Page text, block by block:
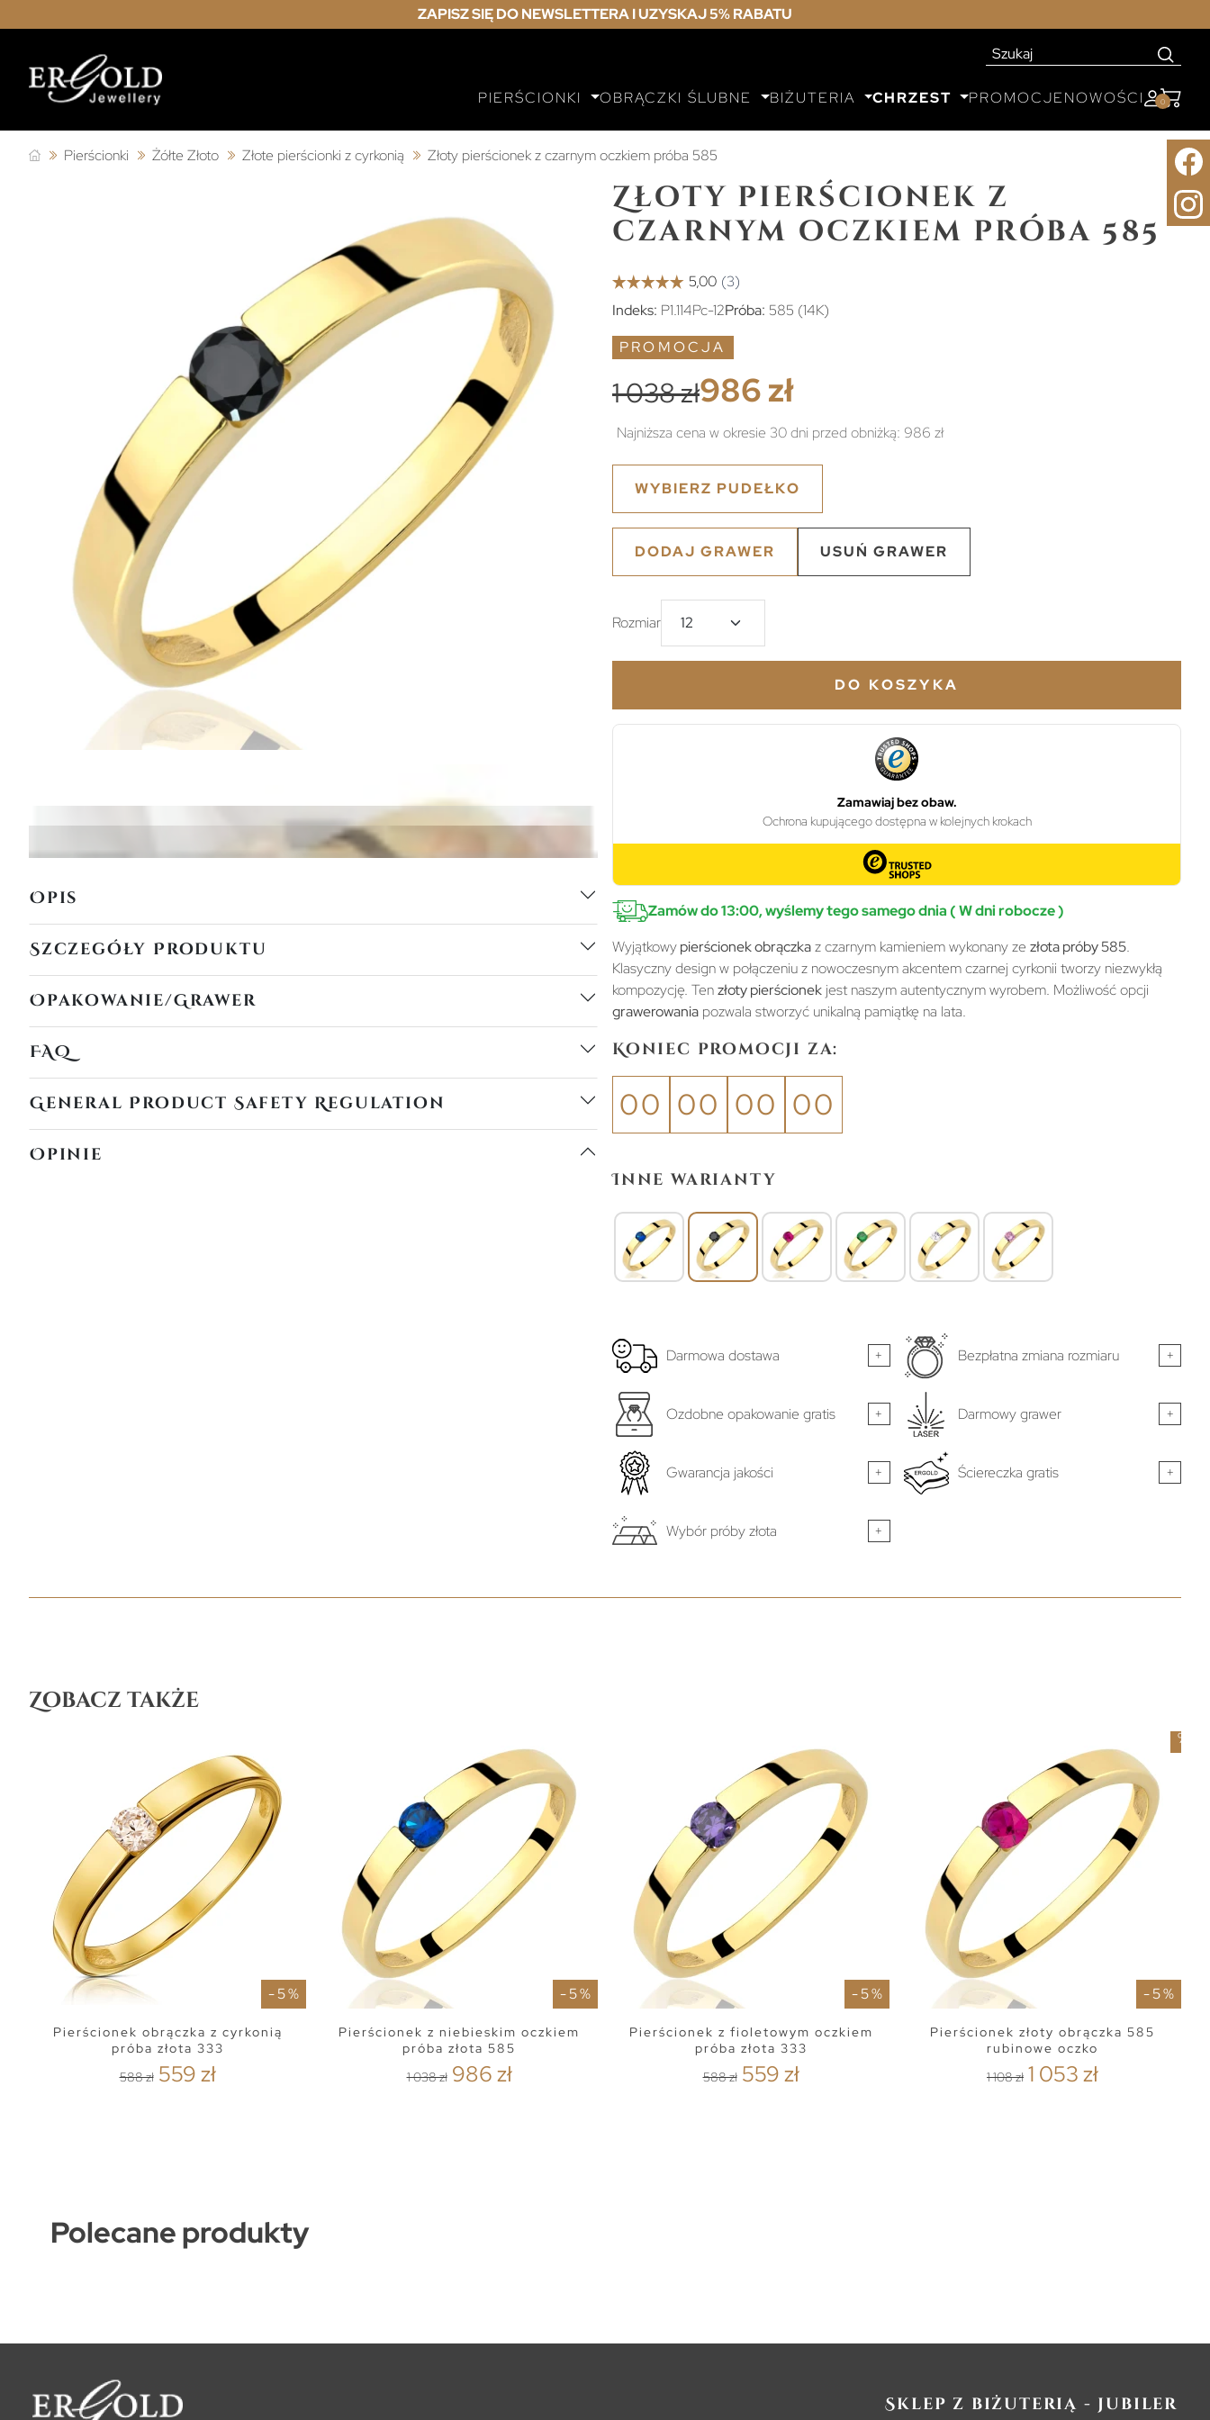
ZAPISZ SIĘ DO NEWSLETTERA I UZYSKAJ 5% RABATU
PIERŚCIONKI OBRĄCZKI ŚLUBNE BIŻUTERIA CHRZEST PROMOCJENOWOŚCI 0
Pierścionki Żółte Złoto Złote pierścionki z cyrkonią Złoty pierścionek z czarnym oczkiem próba 585
Opis
Szczegóły Produktu
Opakowanie/Grawer
FAQ
General Product Safety Regulation
Opinie
Złoty pierścionek z
czarnym oczkiem próba 585
Indeks: P1.114Pc-12Próba: 585 (14K)
PROMOCJA
1 038 zł986 zł
Najniższa cena w okresie 30 dni przed obniżką: 986 zł
WYBIERZ PUDEŁKO
DODAJ GRAWER USUŃ GRAWER
Rozmiar
DO KOSZYKA
Zamów do 13:00, wyślemy tego samego dnia ( W dni robocze )
Wyjątkowypierścionek obrączkaz czarnym kamieniem wykonany ze złota próby 585.
Klasyczny design w połączeniu z nowoczesnym akcentem czarnej cyrkonii tworzy niezwykłą
kompozycję. Tenzłoty pierścionek jest naszym autentycznym wyrobem. Możliwość opcji
grawerowania pozwala stworzyć unikalną pamiątkę na lata.
Koniec promocji za:
00 00 00 00
Inne warianty
Darmowa dostawa + Bezpłatna zmiana rozmiaru +
Ozdobne opakowanie gratis + Darmowy grawer +
Gwarancja jakości + Ściereczka gratis +
Wybór próby złota +
Zobacz także
- 5 %
Pierścionek obrączka z cyrkonią
próba złota 333
588 zł 559 zł
- 5 %
Pierścionek z niebieskim oczkiem
próba złota 585
1 038 zł 986 zł
- 5 %
Pierścionek z fioletowym oczkiem
próba złota 333
588 zł 559 zł
- 5 %
Pierścionek złoty obrączka 585
rubinowe oczko
1 108 zł 1 053 zł
%
Polecane produkty
Sklep z biżuterią - jubiler